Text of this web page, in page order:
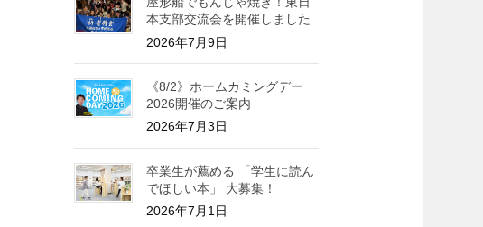
本支部交流会を開催しました
2026年7月9日
《8/2》ホームカミングデー
2026開催のご案内
2026年7月3日
卒業生が薦める 「学生に読ん
でほしい本」 大募集！
2026年7月1日